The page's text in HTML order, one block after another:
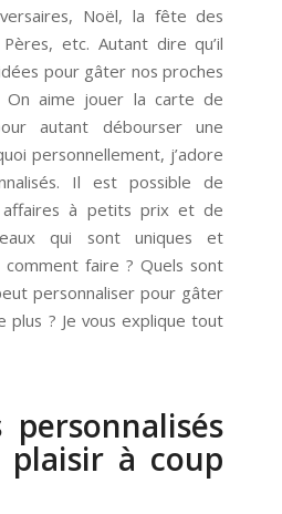
Noël, la fête des
etc. Autant dire qu’il
pour gâter nos proches
aime jouer la carte de
autant débourser une
personnellement, j’adore
Il est possible de
à petits prix et de
qui sont uniques et
comment faire ? Quels sont
personnaliser pour gâter
plus ? Je vous explique tout
personnalisés
à coup